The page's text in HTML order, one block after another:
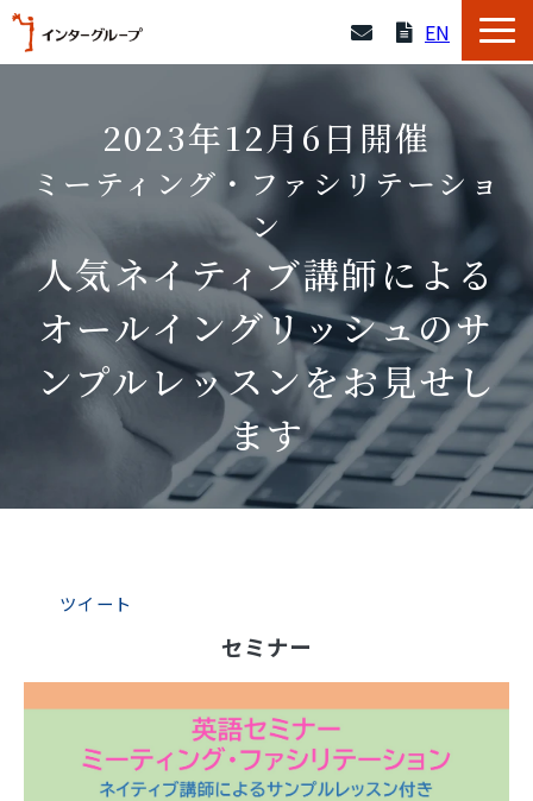
EN
よくあるご質問
導入事例
セミナー
2023年12月6日開催
ミーティング・ファシリテーショ
ン
人気ネイティブ講師による
オールイングリッシュのサ
ンプルレッスンをお見せし
ます
ツイート
セミナー